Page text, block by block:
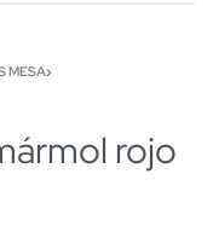
MESA›
rojo